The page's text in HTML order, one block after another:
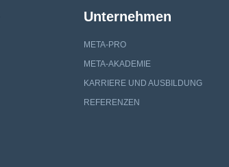
Unternehmen
META-PRO
META-AKADEMIE
KARRIERE UND AUSBILDUNG
REFERENZEN